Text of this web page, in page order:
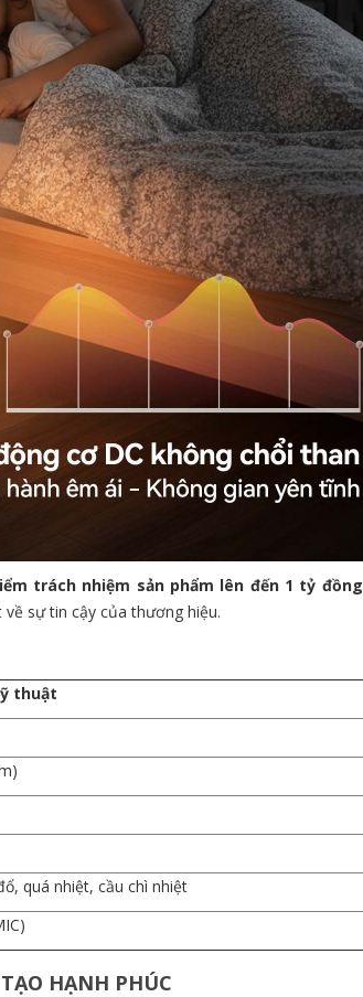
trách nhiệm sản phẩm lên đến 1 tỷ đồng
sự tin cậy của thương hiệu.
thuật
quá nhiệt, cầu chì nhiệt
HẠNH PHÚC